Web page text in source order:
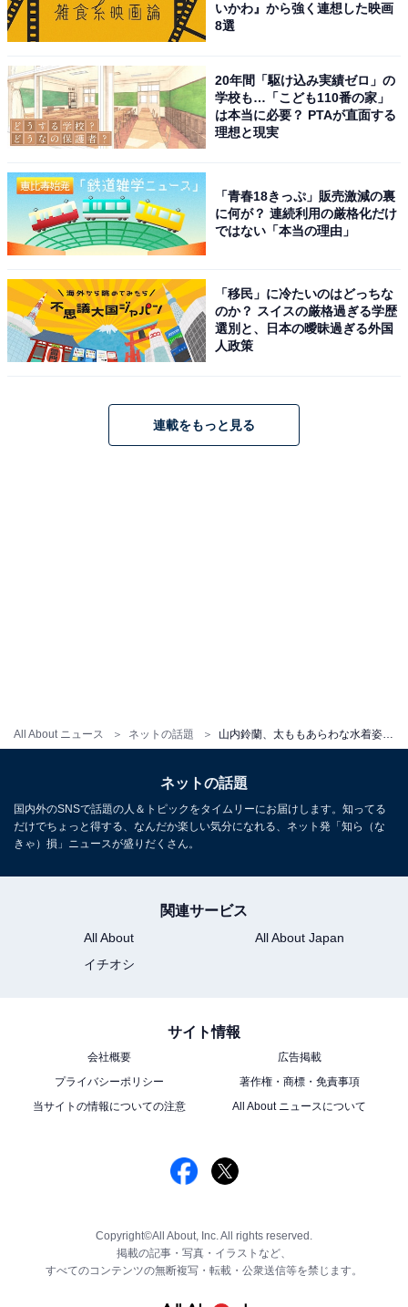
All About ニュース ネットの話題
いかわ』から強く連想した映画
8選
20年間「駆け込み実績ゼロ」の
学校も…「こども110番の家」
は本当に必要？ PTAが直面する
理想と現実
「青春18きっぷ」販売激減の裏
に何が？ 連続利用の厳格化だけ
ではない「本当の理由」
「移民」に冷たいのはどっちな
のか？ スイスの厳格過ぎる学歴
選別と、日本の曖昧過ぎる外国
人政策
連載をもっと見る
ネットの話題
国内外のSNSで話題の人＆トピックをタイムリーにお届けします。知ってる
だけでちょっと得する、なんだか楽しい気分になれる、ネット発「知ら（な
きゃ）損」ニュースが盛りだくさん。
関連サービス
All About
All About Japan
イチオシ
サイト情報
会社概要
広告掲載
プライバシーポリシー
著作権・商標・免責事項
当サイトの情報についての注意
All About ニュースについて
Copyright©All About, Inc. All rights reserved.
掲載の記事・写真・イラストなど、
すべてのコンテンツの無断複写・転載・公衆送信等を禁じます。